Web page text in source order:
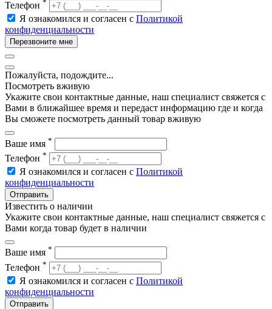
Телефон *
Я ознакомился и согласен с Политикой
конфиденциальности
Перезвоните мне
Пожалуйста, подождите...
Посмотреть вживую
Укажите свои контактные данные, наш специалист свяжется с
Вами в ближайшее время и передаст информацию где и когда
Вы сможете посмотреть данный товар вживую
Ваше имя *
Телефон *
Я ознакомился и согласен с Политикой
конфиденциальности
Отправить
Известить о наличии
Укажите свои контактные данные, наш специалист свяжется с
Вами когда товар будет в наличии
Ваше имя *
Телефон *
Я ознакомился и согласен с Политикой
конфиденциальности
Отправить